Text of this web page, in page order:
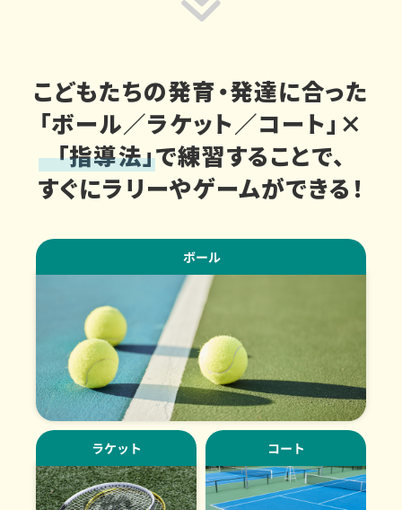
こどもたちの発育・発達に合った
「ボール／ラケット／コート」×
「指導法」で練習することで、
すぐにラリーやゲームができる！